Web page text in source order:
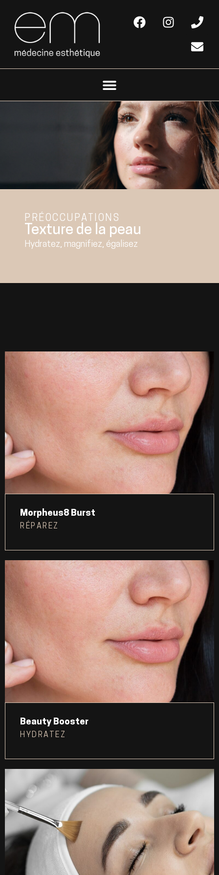
PRÉOCCUPATIONS
Texture de la peau
Hydratez, magnifiez, égalisez
Morpheus8 Burst
RÉPAREZ
Beauty Booster
HYDRATEZ